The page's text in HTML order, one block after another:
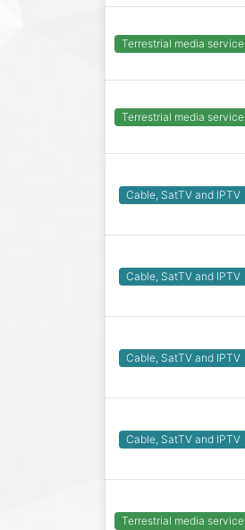
Terrestrial media service
Terrestrial media service
Cable, SatTV and IPTV
Cable, SatTV and IPTV
Cable, SatTV and IPTV
Cable, SatTV and IPTV
Terrestrial media service